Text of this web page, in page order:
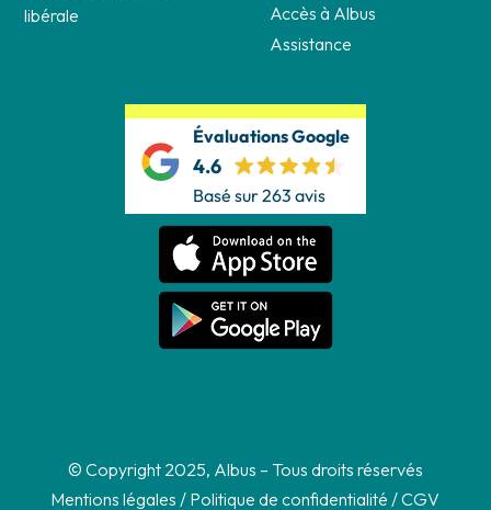
libérale
Accès à Albus
Assistance
Évaluations Google
4.6
Basé sur 263 avis
© Copyright 2025, Albus – Tous droits réservés
Mentions légales / Politique de confidentialité /CGV